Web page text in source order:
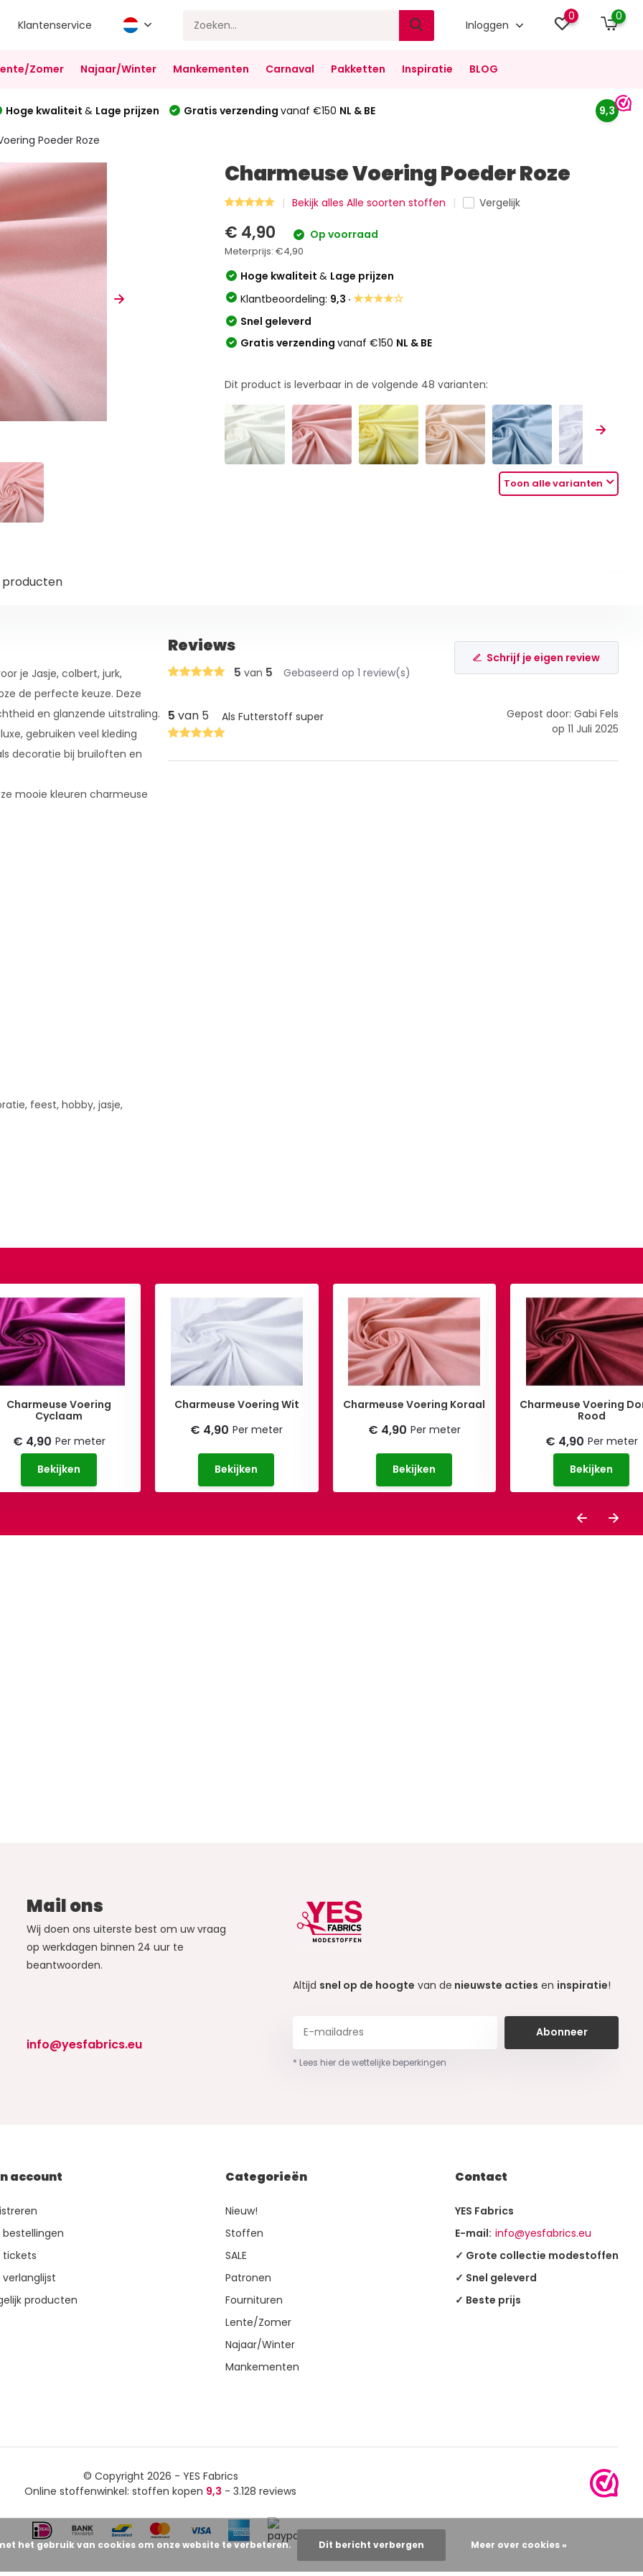
Klantenservice Inloggen
0 0
Zomer Najaar/Winter Mankementen Carnaval Pakketten Inspiratie BLOG
Hoge kwaliteit & Lage prijzen Gratis verzending vanaf €150 NL & BE 9,3
Poeder Roze
Charmeuse Voering Poeder Roze
Bekijk alles Alle soorten stoffen Vergelijk
€ 4,90 Op voorraad
Meterprijs:€4,90
Hoge kwaliteit& Lage prijzen
Klantbeoordeling: 9,3 ·★★★★☆
Snel geleverd
Gratis verzendingvanaf €150 NL & BE
Dit product is leverbaar in de volgende 48 varianten:
Toon alle varianten
je Jasje, colbert, jurk,
de perfecte keuze. Deze
en glanzende uitstraling.
gebruiken veel kleding
decoratie bij bruiloften en
mooie kleuren charmeuse
feest, hobby, jasje,
Reviews
5 van 5 Gebaseerd op 1 review(s)
Schrijf je eigen review
5 van 5 Als Futterstoff super
Gepost door: Gabi Fels
op 11 Juli 2025
Charmeuse Voering
Cyclaam
€ 4,90 Per meter
Bekijken
Charmeuse Voering Wit
€ 4,90 Per meter
Bekijken
Charmeuse Voering Koraal
€ 4,90 Per meter
Bekijken
Charmeuse Voering
Rood
€ 4,90 Per meter
Bekijken
Mail ons
Wij doen ons uiterste best om uw vraag
op werkdagen binnen 24 uur te
beantwoorden.
info@yesfabrics.eu
Altijd snel op de hoogte van de nieuwste acties en inspiratie!
Abonneer
* Lees hier de wettelijke beperkingen
account
bestellingen
tickets
verlanglijst
producten
Categorieën
Nieuw!
Stoffen
SALE
Patronen
Fournituren
Lente/Zomer
Najaar/Winter
Mankementen
Contact
YES Fabrics
E-mail: info@yesfabrics.eu
✓ Grote collectie modestoffen
✓ Snel geleverd
✓ Beste prijs
© Copyright 2026 - YES Fabrics
Online stoffenwinkel: stoffen kopen 9,3 - 3.128 reviews
het gebruik van cookies om onze website te verbeteren. Dit bericht verbergen Meer over cookies »